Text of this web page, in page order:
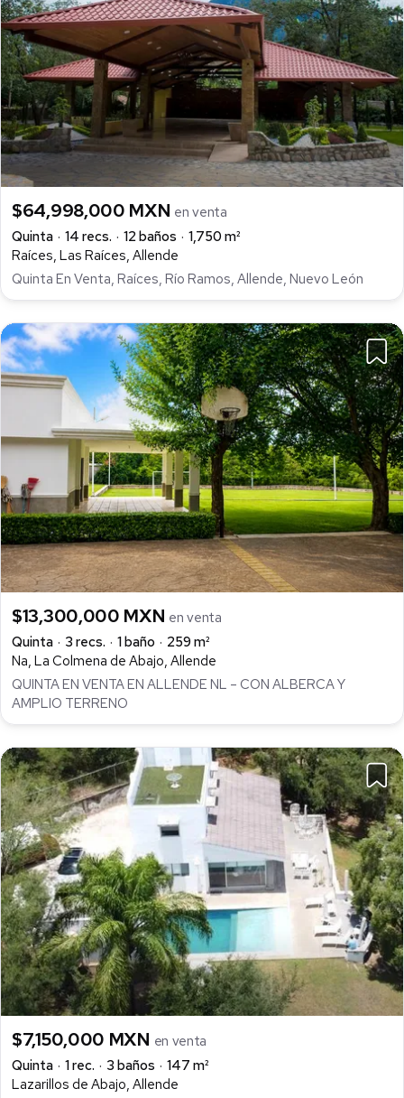
$64,998,000 MXN en venta
Quinta
14 recs. 12 baños
1,750 m²
Raíces, Las Raíces, Allende
Quinta En Venta, Raíces, Río Ramos, Allende, Nuevo León
$13,300,000 MXN en venta
Quinta
3 recs. 1 baño
259 m²
Na, La Colmena de Abajo, Allende
QUINTA EN VENTA EN ALLENDE NL – CON ALBERCA Y
AMPLIO TERRENO
$7,150,000 MXN en venta
Quinta
1 rec. 3 baños
147 m²
Lazarillos de Abajo, Allende